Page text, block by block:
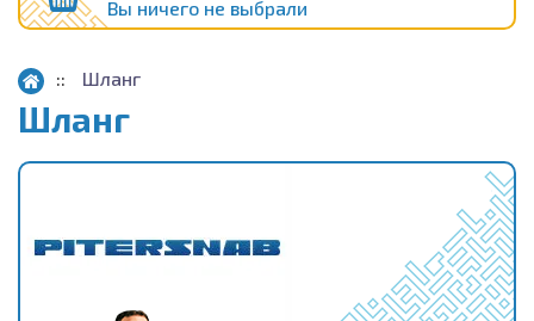
Вы ничего не выбрали
Шланг
Шланг